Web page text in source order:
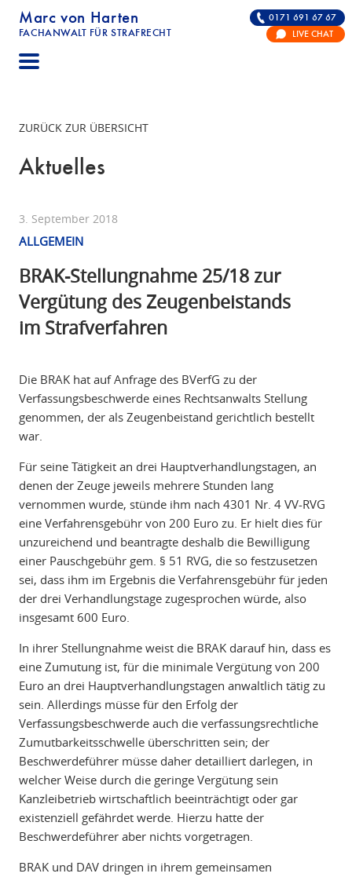
Marc von Harten
FACHANWALT FÜR STRAFRECHT
STRAFRECHT | RECHTSANWALT FÜR DIE
0171 691 67 67
LIVE CHAT
ZURÜCK ZUR ÜBERSICHT
Aktuelles
3. September 2018
ALLGEMEIN
BRAK-Stellungnahme 25/18 zur
Vergütung des Zeugenbeistands
im Strafverfahren
Die BRAK hat auf Anfrage des BVerfG zu der
Verfassungsbeschwerde eines Rechtsanwalts Stellung
genommen, der als Zeugenbeistand gerichtlich bestellt
war.
Für seine Tätigkeit an drei Hauptverhandlungstagen, an
denen der Zeuge jeweils mehrere Stunden lang
vernommen wurde, stünde ihm nach 4301 Nr. 4 VV-RVG
eine Verfahrensgebühr von 200 Euro zu. Er hielt dies für
unzureichend und beantragte deshalb die Bewilligung
einer Pauschgebühr gem. § 51 RVG, die so festzusetzen
sei, dass ihm im Ergebnis die Verfahrensgebühr für jeden
der drei Verhandlungstage zugesprochen würde, also
insgesamt 600 Euro.
In ihrer Stellungnahme weist die BRAK darauf hin, dass es
eine Zumutung ist, für die minimale Vergütung von 200
Euro an drei Hauptverhandlungstagen anwaltlich tätig zu
sein. Allerdings müsse für den Erfolg der
Verfassungsbeschwerde auch die verfassungsrechtliche
Zumutbarkeitsschwelle überschritten sein; der
Beschwerdeführer müsse daher detailliert darlegen, in
welcher Weise durch die geringe Vergütung sein
Kanzleibetrieb wirtschaftlich beeinträchtigt oder gar
existenziell gefährdet werde. Hierzu hatte der
Beschwerdeführer aber nichts vorgetragen.
BRAK und DAV dringen in ihrem gemeinsamen